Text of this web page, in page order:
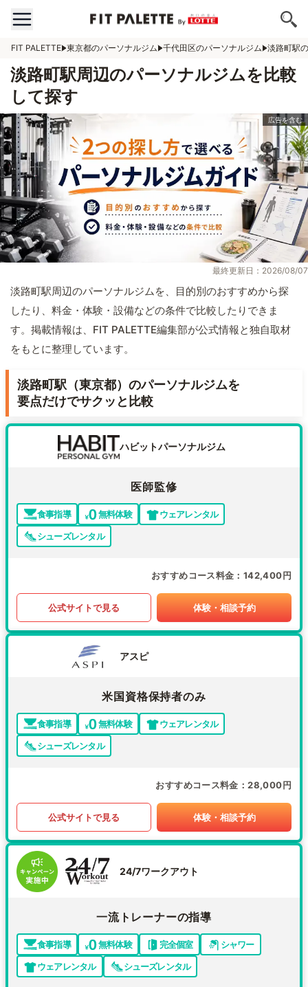
FIT PALETTE 東京都のパーソナルジム 千代田区のパーソナルジム 淡路町駅
淡路町駅周辺のパーソナルジムを比較
して探す
最終更新日：2026/08/07
淡路町駅周辺のパーソナルジムを、目的別のおすすめから探
したり、料金・体験・設備などの条件で比較したりできま
す。掲載情報は、FIT PALETTE編集部が公式情報と独自取材
をもとに整理しています。
淡路町駅（東京都）のパーソナルジムを
要点だけでサクッと比較
ハビットパーソナルジム
医師監修
食事指導 無料体験
ウェアレンタル
シューズレンタル
おすすめコース料金 142,400円
公式サイトで見る 体験・相談予約
アスピ
米国資格保持者のみ
食事指導 無料体験
ウェアレンタル
シューズレンタル
おすすめコース料金 28,000円
公式サイトで見る 体験・相談予約
24/7ワークアウト
一流トレーナーの指導
食事指導 無料体験 完全個室
シャワー
ウェアレンタル
シューズレンタル